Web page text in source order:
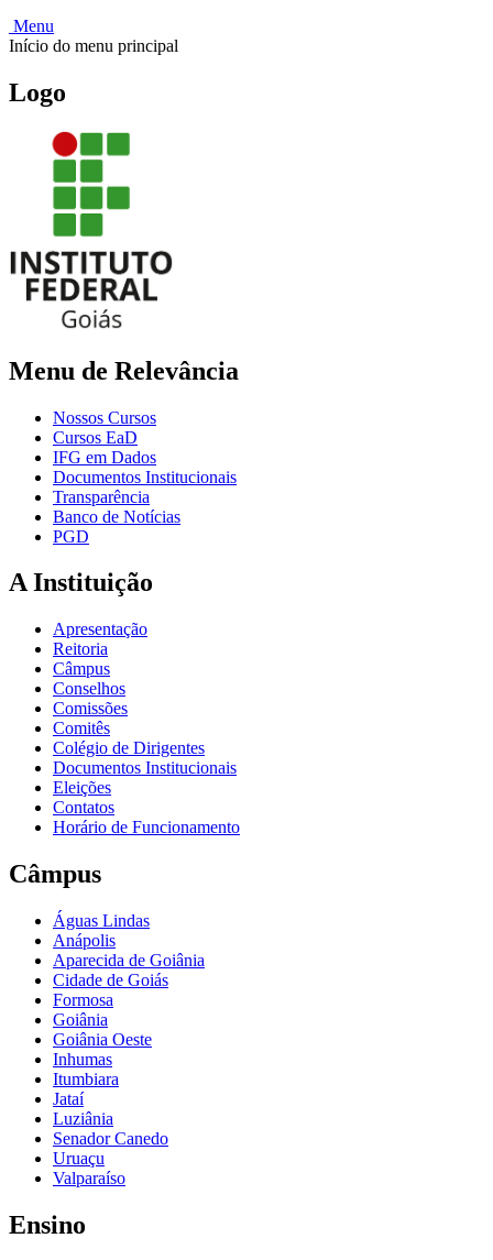
Menu
Início do menu principal
Logo
Menu de Relevância
Nossos Cursos
Cursos EaD
IFG em Dados
Documentos Institucionais
Transparência
Banco de Notícias
PGD
A Instituição
Apresentação
Reitoria
Câmpus
Conselhos
Comissões
Comitês
Colégio de Dirigentes
Documentos Institucionais
Eleições
Contatos
Horário de Funcionamento
Câmpus
Águas Lindas
Anápolis
Aparecida de Goiânia
Cidade de Goiás
Formosa
Goiânia
Goiânia Oeste
Inhumas
Itumbiara
Jataí
Luziânia
Senador Canedo
Uruaçu
Valparaíso
Ensino